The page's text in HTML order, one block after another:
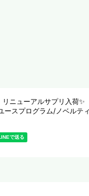
ニューアルサプリ入荷✨
ースプログラム/ノベルテ